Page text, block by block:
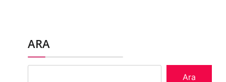
ARA
Ara